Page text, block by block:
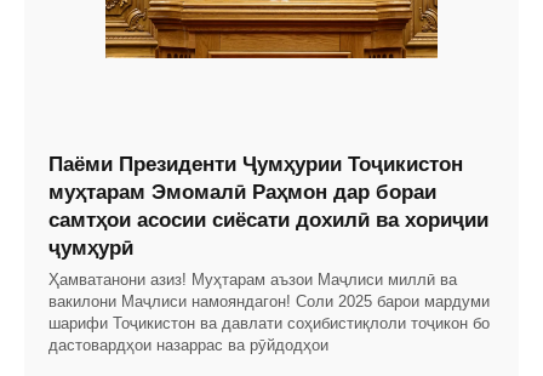
Паёми Президенти Ҷумҳурии Тоҷикистон
муҳтарам Эмомалӣ Раҳмон дар бораи
самтҳои асосии сиёсати дохилӣ ва хориҷии
ҷумҳурӣ
Ҳамватанони азиз! Муҳтарам аъзои Маҷлиси миллӣ ва
вакилони Маҷлиси намояндагон! Соли 2025 барои мардуми
шарифи Тоҷикистон ва давлати соҳибистиқлоли тоҷикон бо
дастовардҳои назаррас ва рӯйдодҳои